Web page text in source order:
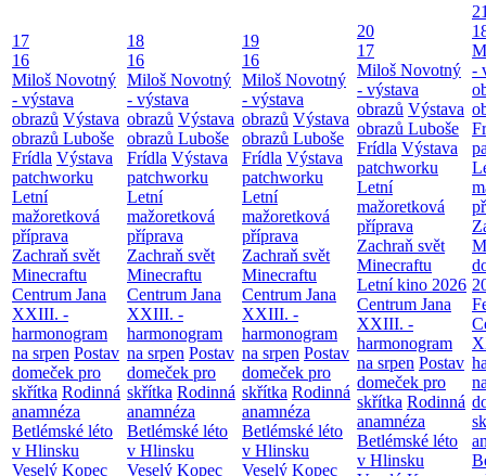
17
16
Miloš Novotný
- výstava
obrazů Výstava
obrazů Luboše
Frídla Výstava
patchworku
Letní
mažoretková
příprava
Zachraň svět
Minecraftu
Centrum Jana
XXIII. -
harmonogram
na srpen Postav
domeček pro
skřítka Rodinná
anamnéza
Betlémské léto
v Hlinsku
Veselý Kopec
18
16
Miloš Novotný
- výstava
obrazů Výstava
obrazů Luboše
Frídla Výstava
patchworku
Letní
mažoretková
příprava
Zachraň svět
Minecraftu
Centrum Jana
XXIII. -
harmonogram
na srpen Postav
domeček pro
skřítka Rodinná
anamnéza
Betlémské léto
v Hlinsku
Veselý Kopec
19
16
Miloš Novotný
- výstava
obrazů Výstava
obrazů Luboše
Frídla Výstava
patchworku
Letní
mažoretková
příprava
Zachraň svět
Minecraftu
Centrum Jana
XXIII. -
harmonogram
na srpen Postav
domeček pro
skřítka Rodinná
anamnéza
Betlémské léto
v Hlinsku
Veselý Kopec
20
17
Miloš Novotný
- výstava
obrazů Výstava
obrazů Luboše
Frídla Výstava
patchworku
Letní
mažoretková
příprava
Zachraň svět
Minecraftu
Letní kino 2026
Centrum Jana
XXIII. -
harmonogram
na srpen Postav
domeček pro
skřítka Rodinná
anamnéza
Betlémské léto
v Hlinsku
-